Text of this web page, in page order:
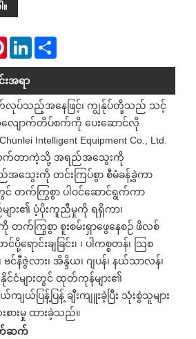
။
PinterestLinkedIn
းအရာ
လုပ်သည့်အနေဖြင့်၊ ကျွန်ုပ်တို့သည် သင့်
လျောက်တိပ်စက်ကို ပေးဆောင်လို
Intelligent Equipment Co., Ltd.
က်တာကဲ့သို့ အရည်အသွေးကို
ည်အသွေးကို တင်းကြပ်စွာ စီမံခန့်ခွဲကာ
င် တက်ကြွစွာ ပါဝင်ဆောင်ရွက်ကာ
ျား၏ ပံ့ပိုးကူညီမှုကို ရရှိကာ၊
က်ကြွစွာ စူးစမ်းရှာဖွေနေစဉ် ဖိလစ်
ောင်းချခြင်း၊ ၊ ပါကစ္စတန်၊ သြစ
င်နီဇွဲလား၊ အိန္ဒိယ၊ ဂျပန်၊ နယ်သာလန်၊
င်ငံများတွင် ထုတ်ကုန်များ၏
ပြန့်ပြန့် ချီးကျူးခဲ့ပြီး သုံးစွဲသူများ
စားမှု ထားခဲ့သည်။
ဆက်